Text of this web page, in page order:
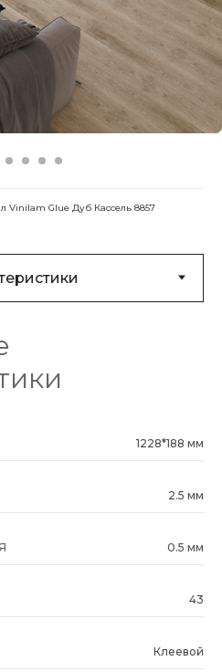
Vinilam Glue Дуб Кассель 8857
1228*188 мм
2.5 мм
0.5 мм
43
Клеевой